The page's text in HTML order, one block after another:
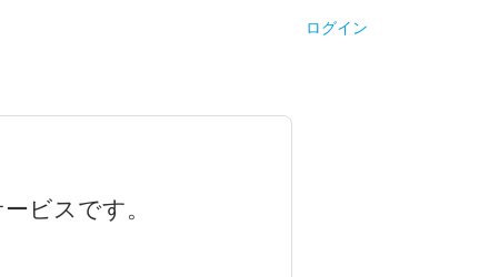
ログイン
ビスです。